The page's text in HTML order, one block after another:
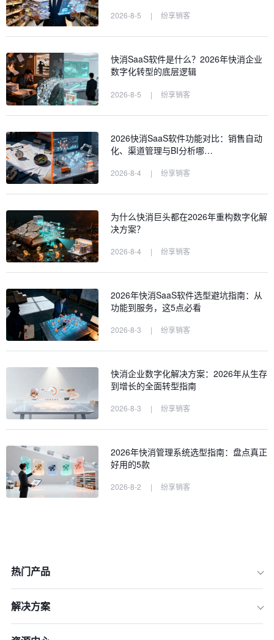
的快消SaaS软件？
2026-8-5 | 纷享销客
快消SaaS软件是什么？2026年快消企业
数字化转型的底层逻辑
2026-8-5 | 纷享销客
2026快消SaaS软件功能对比：销售自动
化、渠道管理与BI分析哪…
2026-8-4 | 纷享销客
为什么快消巨头都在2026年重构数字化解
决方案？
2026-8-4 | 纷享销客
2026年快消SaaS软件选型避坑指南：从
功能到服务，这5点必看
2026-8-3 | 纷享销客
快消企业数字化解决方案：2026年从生存
到增长的全面转型指南
2026-8-3 | 纷享销客
2026年快消管理系统选型指南：盘点真正
好用的5款
2026-8-2 | 纷享销客
热门产品
解决方案